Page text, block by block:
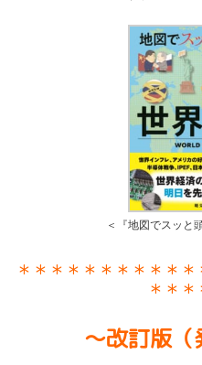
＜『地図でスッと
＊＊＊＊＊＊＊＊＊＊
＊＊
〜改訂版